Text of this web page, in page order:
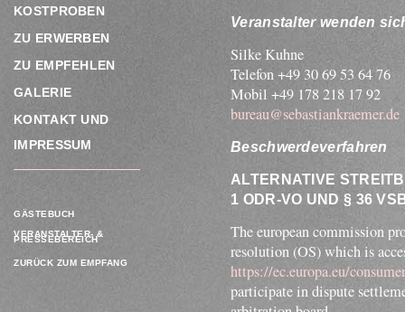
KOSTPROBEN
ZU ERWERBEN
ZU EMPFEHLEN
GALERIE
KONTAKT UND
IMPRESSUM
GÄSTEBUCH
VERANSTALTER- &
PRESSEBEREICH
ZURÜCK ZUM EMPFANG
Veranstalter wenden
Silke Kuhne
Telefon +49 30 69 53 64 76
Mobil +49 178 218 17 92
bureau@sebastiankraemer.de
Beschwerdeverfahren
ALTERNATIVE
ODR-VO UND § 36
The european commission
resolution (OS) which is
https://ec.europa.eu/
participate in dispute